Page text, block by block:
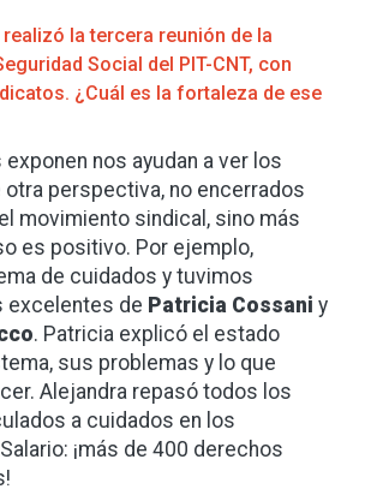
la tercera reunión de la
Social del PIT-CNT, con
¿Cuál es la fortaleza de ese
nos ayudan a ver los
perspectiva, no encerrados
movimiento sindical, sino más
es positivo. Por ejemplo,
de cuidados y tuvimos
excelentes de Patricia Cossani y
. Patricia explicó el estado
sus problemas y lo que
Alejandra repasó todos los
a cuidados en los
¡más de 400 derechos